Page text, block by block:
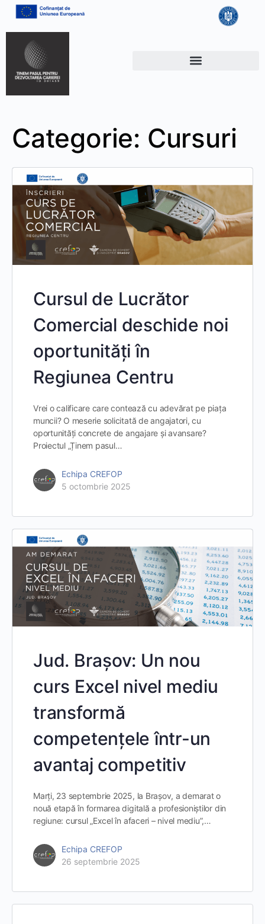
Categorie: Cursuri
Cursul de Lucrător
Comercial deschide noi
oportunități în
Regiunea Centru
Vrei o calificare care contează cu adevărat pe piața
muncii? O meserie solicitată de angajatori, cu
oportunități concrete de angajare și avansare?
Proiectul „Ținem pasul…
Echipa CREFOP
5 octombrie 2025
Jud. Brașov: Un nou
curs Excel nivel mediu
transformă
competențele într-un
avantaj competitiv
Marți, 23 septembrie 2025, la Brașov, a demarat o
nouă etapă în formarea digitală a profesioniștilor din
regiune: cursul „Excel în afaceri – nivel mediu”,…
Echipa CREFOP
26 septembrie 2025